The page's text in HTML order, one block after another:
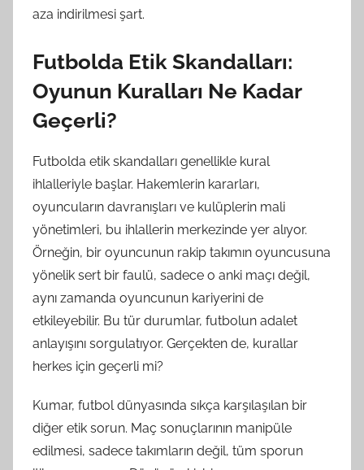
aza indirilmesi şart.
Futbolda Etik Skandalları:
Oyunun Kuralları Ne Kadar
Geçerli?
Futbolda etik skandalları genellikle kural
ihlalleriyle başlar. Hakemlerin kararları,
oyuncuların davranışları ve kulüplerin mali
yönetimleri, bu ihlallerin merkezinde yer alıyor.
Örneğin, bir oyuncunun rakip takımın oyuncusuna
yönelik sert bir faulü, sadece o anki maçı değil,
aynı zamanda oyuncunun kariyerini de
etkileyebilir. Bu tür durumlar, futbolun adalet
anlayışını sorgulatıyor. Gerçekten de, kurallar
herkes için geçerli mi?
Kumar, futbol dünyasında sıkça karşılaşılan bir
diğer etik sorun. Maç sonuçlarının manipüle
edilmesi, sadece takımların değil, tüm sporun